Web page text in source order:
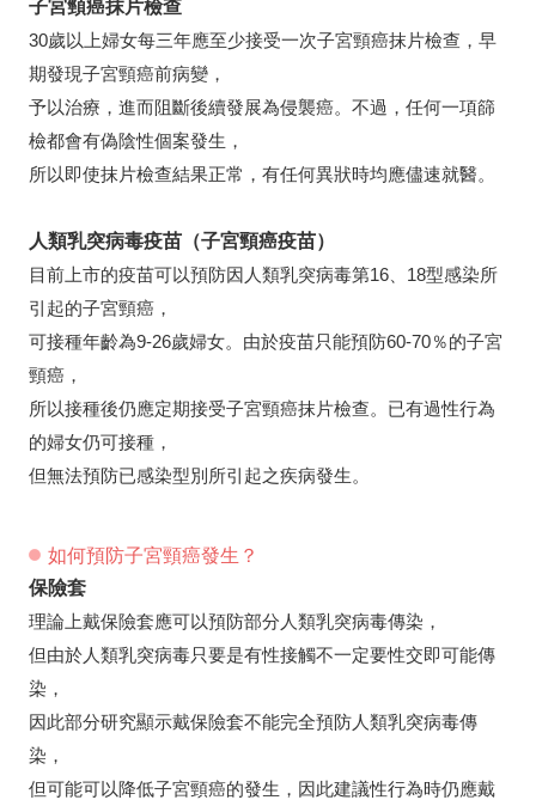
子宮頸癌抹片檢查
30歲以上婦女每三年應至少接受一次子宮頸癌抹片檢查，早
期發現子宮頸癌前病變，
予以治療，進而阻斷後續發展為侵襲癌。不過，任何一項篩
檢都會有偽陰性個案發生，
所以即使抹片檢查結果正常，有任何異狀時均應儘速就醫。
人類乳突病毒疫苗（子宮頸癌疫苗）
目前上市的疫苗可以預防因人類乳突病毒第16、18型感染所
引起的子宮頸癌，
可接種年齡為9-26歲婦女。由於疫苗只能預防60-70％的子宮
頸癌，
所以接種後仍應定期接受子宮頸癌抹片檢查。已有過性行為
的婦女仍可接種，
但無法預防已感染型別所引起之疾病發生。
如何預防子宮頸癌發生？
保險套
理論上戴保險套應可以預防部分人類乳突病毒傳染，
但由於人類乳突病毒只要是有性接觸不一定要性交即可能傳
染，
因此部分研究顯示戴保險套不能完全預防人類乳突病毒傳
染，
但可能可以降低子宮頸癌的發生，因此建議性行為時仍應戴